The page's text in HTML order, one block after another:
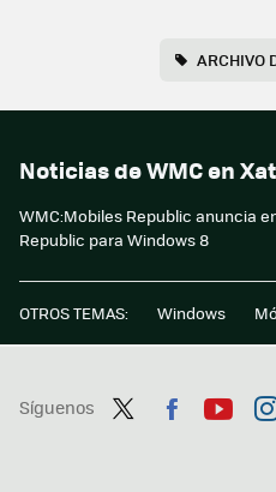
ARCHIVO
Noticias de WMC en
WMC:Mobiles Republic anuncia
Republic para Windows 8
OTROS TEMAS: Windows
Síguenos